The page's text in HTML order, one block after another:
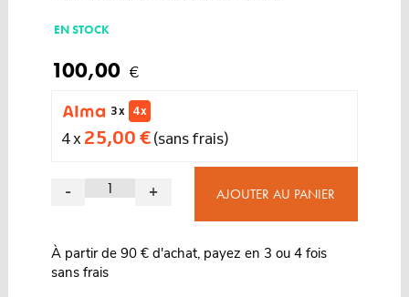
EN STOCK
100,00 €
3 x 4 x
4 x 25,00 €(sans frais)
- + AJOUTER AU PANIER
À partir de 90 € d'achat, payez en 3 ou 4 fois
sans frais